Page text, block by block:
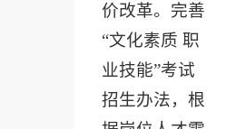
价改革。完善
“文化素质 职
业技能”考试
招生办法，根